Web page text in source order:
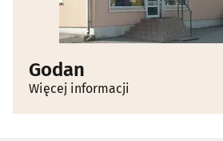
Godan
Więcej informacji